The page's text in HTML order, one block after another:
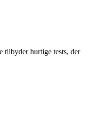
tilbyder hurtige tests, der